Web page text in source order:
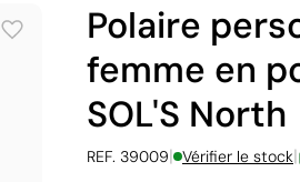
Polaire
femme en
SOL'S North
REF. 39009| Vérifier le stock|